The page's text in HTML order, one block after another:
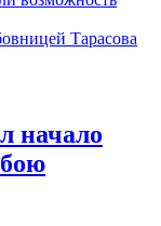
Тарасова
начало